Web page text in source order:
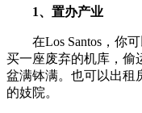
1、置办产业
在Los Santos，你可
买一座废弃的机库，偷
盆满钵满。也可以出租
的妓院。